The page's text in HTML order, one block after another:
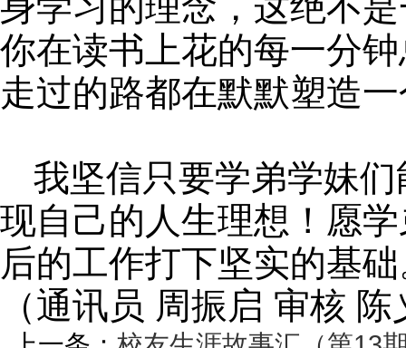
你在读书上花的每一分
走过的路都在默默塑造
我坚信只要学弟学妹
现自己的人生理想！愿
后的工作打下坚实的基
（通讯员 周振启 审核